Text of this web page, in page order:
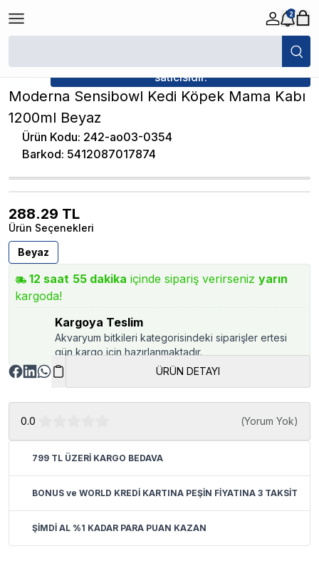
2
/ Moderna Sensibowl Kedi Köpek Mama
satıcısıdır.
Moderna Sensibowl Kedi Köpek Mama Kabı
1200ml Beyaz
Ürün Kodu: 242-ao03-0354
Barkod: 5412087017874
288.29 TL
Ürün Seçenekleri
Beyaz
12 saat 55 dakika içinde sipariş verirseniz yarın
kargoda!
Kargoya Teslim
Akvaryum bitkileri kategorisindeki siparişler ertesi
gün kargo için hazırlanmaktadır.
ÜRÜN DETAYI
0.0 (Yorum Yok)
799 TL ÜZERİ KARGO BEDAVA
BONUS ve WORLD KREDİ KARTINA PEŞİN FİYATINA 3 TAKSİT
ŞİMDİ AL %1 KADAR PARA PUAN KAZAN